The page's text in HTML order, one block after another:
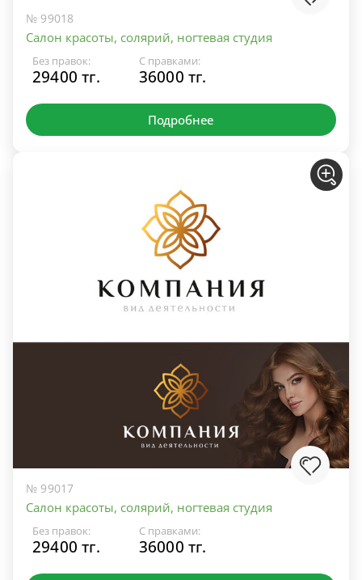
№ 99018
Салон красоты, солярий, ногтевая студия
Без правок:
29400 тг.
С правками:
36000 тг.
Подробнее
№ 99017
Салон красоты, солярий, ногтевая студия
Без правок:
29400 тг.
С правками:
36000 тг.